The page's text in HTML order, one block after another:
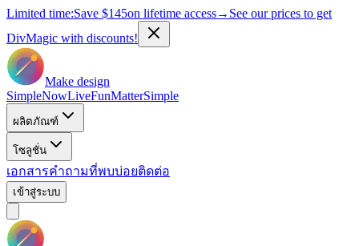
Limited time:Save $145on lifetime access→ See our prices to get
DivMagic with discounts!
Make design
SimpleNowLiveFunMatterSimple
ผลิตภัณฑ์
โซลูชั่น
เอกสารคำถามที่พบบ่อยติดต่อ
เข้าสู่ระบบ